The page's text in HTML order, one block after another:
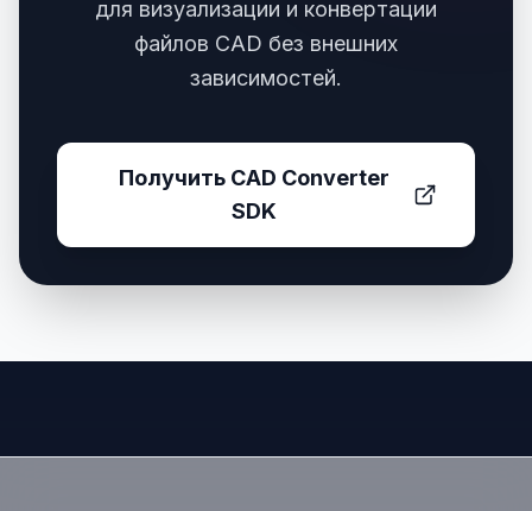
для визуализации и конвертации
файлов CAD без внешних
зависимостей.
Получить CAD Converter
SDK